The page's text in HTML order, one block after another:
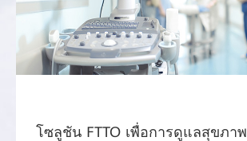
โซลูชัน FTTO เพื่อการดูแลสุขภาพ